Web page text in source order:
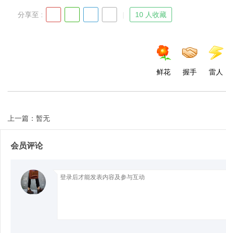
分享至 : 10 人收藏
鲜花 握手 雷人
上一篇：暂无
会员评论